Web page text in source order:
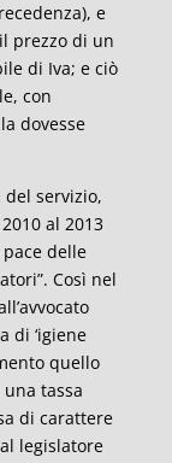
e
prezzo di un
di Iva; e ciò
con
dovesse
del servizio,
al 2013
delle
Così nel
di ‘igiene
quello
tassa
di carattere
legislatore